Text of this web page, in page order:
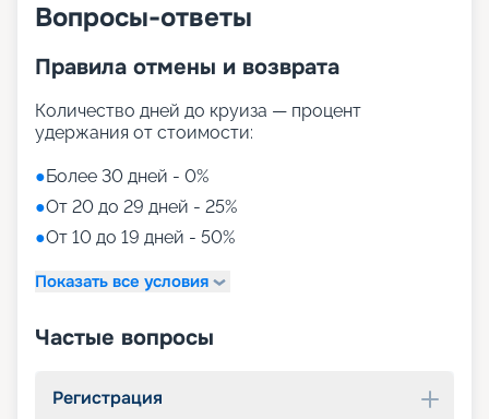
Вопросы-ответы
Правила отмены и возврата
Количество дней до круиза — процент
удержания от стоимости:
●Более 30 дней - 0%
●От 20 до 29 дней - 25%
●От 10 до 19 дней - 50%
Показать все условия
Частые вопросы
Регистрация